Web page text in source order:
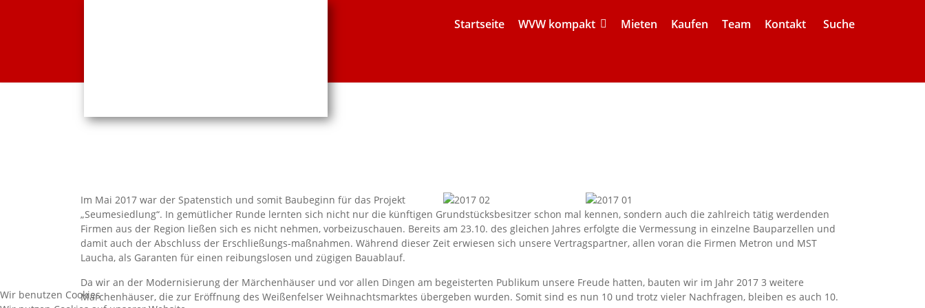
Startseite WVW kompakt Mieten Kaufen Team Kontakt Suche
Im Mai 2017 war der Spatenstich und somit Baubeginn für das Projekt
„Seumesiedlung“. In gemütlicher Runde lernten sich nicht nur die künftigen Grundstücksbesitzer schon mal kennen, sondern auch die zahlreich tätig werdenden
Firmen aus der Region ließen sich es nicht nehmen, vorbeizuschauen. Bereits am 23.10. des gleichen Jahres erfolgte die Vermessung in einzelne Bauparzellen und
damit auch der Abschluss der Erschließungs-maßnahmen. Während dieser Zeit erwiesen sich unsere Vertragspartner, allen voran die Firmen Metron und MST
Laucha, als Garanten für einen reibungslosen und zügigen Bauablauf.
Da wir an der Modernisierung der Märchenhäuser und vor allen Dingen am begeisterten Publikum unsere Freude hatten, bauten wir im Jahr 2017 3 weitere
Märchenhäuser, die zur Eröffnung des Weißenfelser Weihnachtsmarktes übergeben wurden. Somit sind es nun 10 und trotz vieler Nachfragen, bleiben es auch 10.
Wir benutzen Cookies